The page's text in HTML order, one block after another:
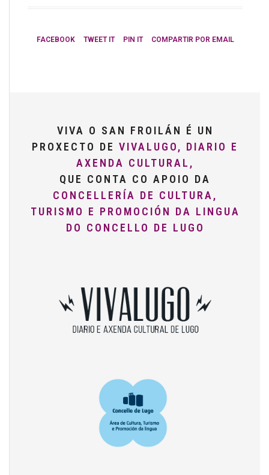
FACEBOOK TWEET IT PIN IT COMPARTIR POR EMAIL
VIVA O SAN FROILÁN É UN
PROXECTO DE VIVALUGO, DIARIO E
AXENDA CULTURAL,
QUE CONTA CO APOIO DA
CONCELLERÍA DE CULTURA,
TURISMO E PROMOCIÓN DA LINGUA
DO CONCELLO DE LUGO